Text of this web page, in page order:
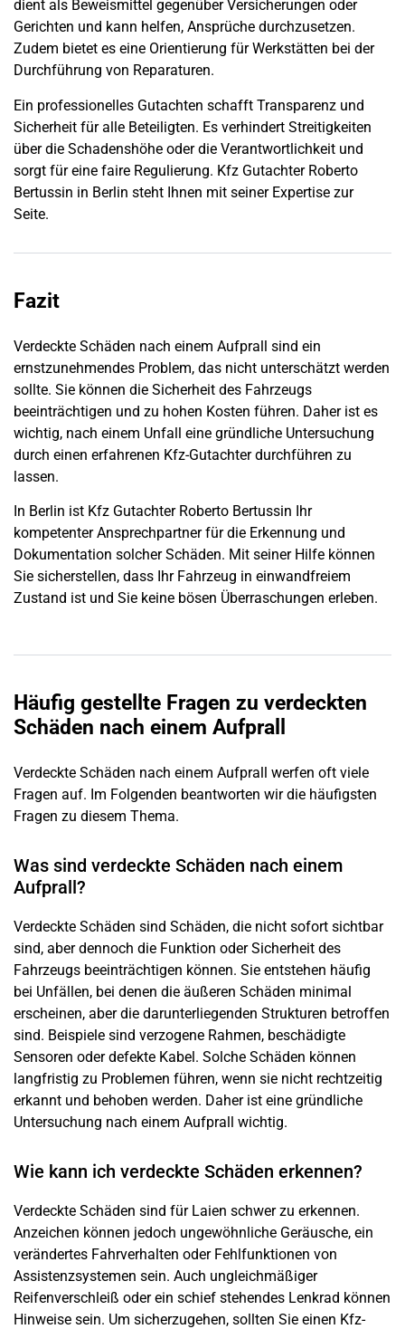
dient als Beweismittel gegenüber Versicherungen oder
Gerichten und kann helfen, Ansprüche durchzusetzen.
Zudem bietet es eine Orientierung für Werkstätten bei der
Durchführung von Reparaturen.
Ein professionelles Gutachten schafft Transparenz und
Sicherheit für alle Beteiligten. Es verhindert Streitigkeiten
über die Schadenshöhe oder die Verantwortlichkeit und
sorgt für eine faire Regulierung. Kfz Gutachter Roberto
Bertussin in Berlin steht Ihnen mit seiner Expertise zur
Seite.
Fazit
Verdeckte Schäden nach einem Aufprall sind ein
ernstzunehmendes Problem, das nicht unterschätzt werden
sollte. Sie können die Sicherheit des Fahrzeugs
beeinträchtigen und zu hohen Kosten führen. Daher ist es
wichtig, nach einem Unfall eine gründliche Untersuchung
durch einen erfahrenen Kfz-Gutachter durchführen zu
lassen.
In Berlin ist Kfz Gutachter Roberto Bertussin Ihr
kompetenter Ansprechpartner für die Erkennung und
Dokumentation solcher Schäden. Mit seiner Hilfe können
Sie sicherstellen, dass Ihr Fahrzeug in einwandfreiem
Zustand ist und Sie keine bösen Überraschungen erleben.
Häufig gestellte Fragen zu verdeckten
Schäden nach einem Aufprall
Verdeckte Schäden nach einem Aufprall werfen oft viele
Fragen auf. Im Folgenden beantworten wir die häufigsten
Fragen zu diesem Thema.
Was sind verdeckte Schäden nach einem
Aufprall?
Verdeckte Schäden sind Schäden, die nicht sofort sichtbar
sind, aber dennoch die Funktion oder Sicherheit des
Fahrzeugs beeinträchtigen können. Sie entstehen häufig
bei Unfällen, bei denen die äußeren Schäden minimal
erscheinen, aber die darunterliegenden Strukturen betroffen
sind. Beispiele sind verzogene Rahmen, beschädigte
Sensoren oder defekte Kabel. Solche Schäden können
langfristig zu Problemen führen, wenn sie nicht rechtzeitig
erkannt und behoben werden. Daher ist eine gründliche
Untersuchung nach einem Aufprall wichtig.
Wie kann ich verdeckte Schäden erkennen?
Verdeckte Schäden sind für Laien schwer zu erkennen.
Anzeichen können jedoch ungewöhnliche Geräusche, ein
verändertes Fahrverhalten oder Fehlfunktionen von
Assistenzsystemen sein. Auch ungleichmäßiger
Reifenverschleiß oder ein schief stehendes Lenkrad können
Hinweise sein. Um sicherzugehen, sollten Sie einen Kfz-